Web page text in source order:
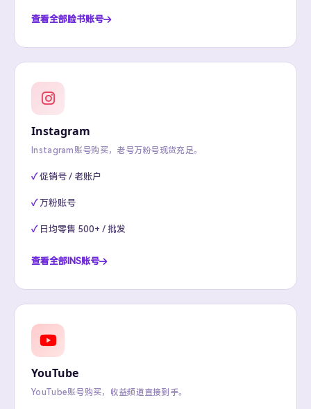
查看全部脸书账号
Instagram
Instagram账号购买，老号万粉号现货充足。
促销号 / 老账户
万粉账号
日均零售 500+ / 批发
查看全部INS账号
YouTube
YouTube账号购买，收益频道直接到手。